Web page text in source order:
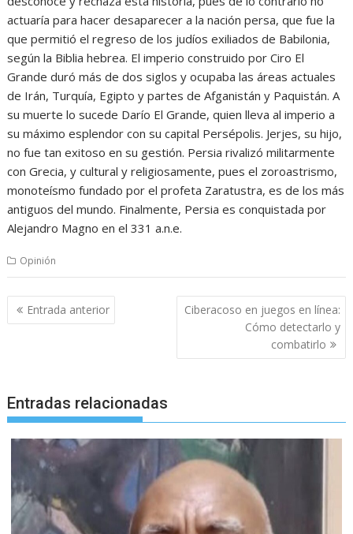
actuaría para hacer desaparecer a la nación persa, que fue la
que permitió el regreso de los judíos exiliados de Babilonia,
según la Biblia hebrea. El imperio construido por Ciro El
Grande duró más de dos siglos y ocupaba las áreas actuales
de Irán, Turquía, Egipto y partes de Afganistán y Paquistán. A
su muerte lo sucede Darío El Grande, quien lleva al imperio a
su máximo esplendor con su capital Persépolis. Jerjes, su hijo,
no fue tan exitoso en su gestión. Persia rivalizó militarmente
con Grecia, y cultural y religiosamente, pues el zoroastrismo,
monoteísmo fundado por el profeta Zaratustra, es de los más
antiguos del mundo. Finalmente, Persia es conquistada por
Alejandro Magno en el 331 a.n.e.
Opinión
Navegación
de
Entrada anterior
Ciberacoso en juegos en línea:
Cómo detectarlo y
combatirlo
Entradas relacionadas